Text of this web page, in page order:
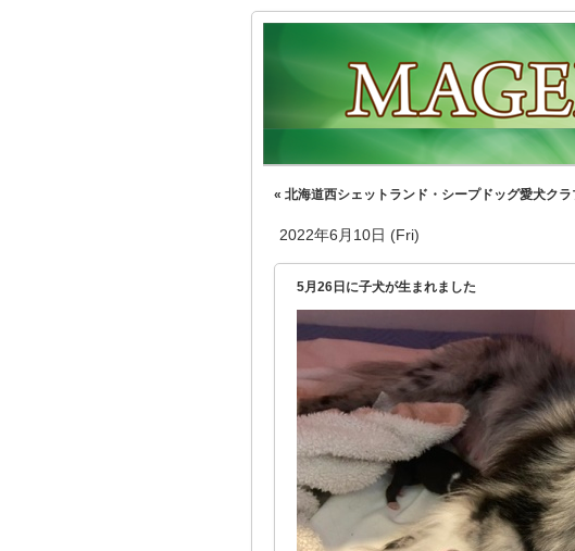
« 北海道西シェットランド・シープドッグ愛犬ク
2022年6月10日 (Fri)
5月26日に子犬が生まれました